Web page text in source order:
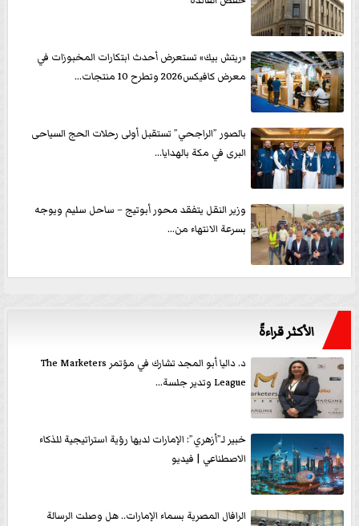
«ريتش بيك» تستعرض أحدث ابتكارات المخبوزات في
معرض كافيكس2026 وتطرح 10 منتجات...
بالصور ”الراجحي” تستقبل أولى رحلات الحج السياحى
البرى في مكة بالهدايا...
وزير النقل يتفقد محور أبوتيج – ساحل سليم ويوجه
بسرعة الانتهاء من...
الأكثر قراءةً
د. داليا أبو المجد تشارك في مؤتمر The Marketers
League وتدير جلسة...
خبير لـ”أزهري”: الإمارات لديها رؤية استراتيجية للذكاء
الاصطناعي | فيديو
الرافال المصرية بسماء الإمارات.. هل وصلت الرسالة